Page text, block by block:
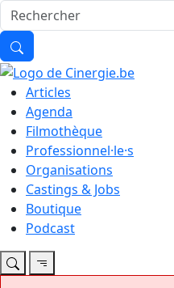
Articles
Agenda
Filmothèque
Professionnel·le·s
Organisations
Castings & Jobs
Boutique
Podcast